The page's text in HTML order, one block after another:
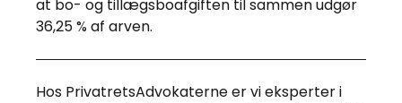
at bo- og tillægsboafgiften til sammen udgør
36,25 % af arven.
Hos PrivatretsAdvokaterne er vi eksperter i